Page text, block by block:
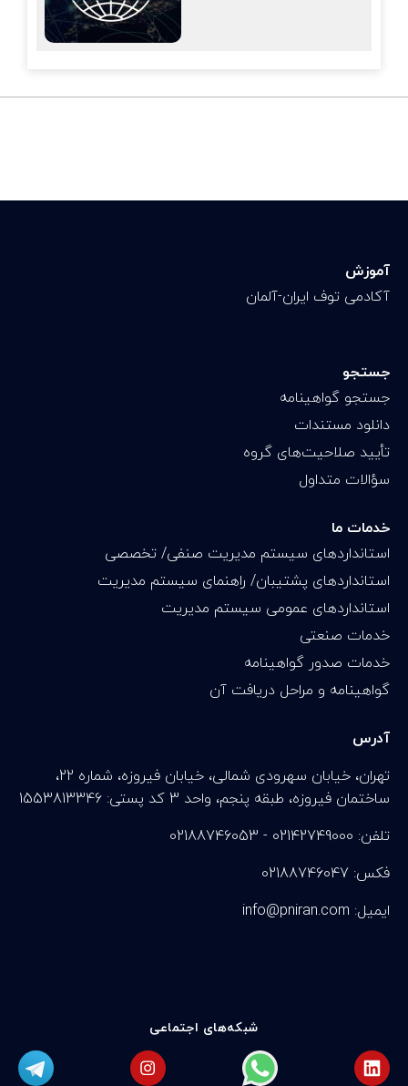
آموزش
آکادمی توف ایران-آلمان
جستجو
جستجو گواهینامه
دانلود مستندات
تأیید صلاحیت‌های گروه
سؤالات متداول
خدمات ما
استانداردهای سیستم مدیریت صنفی/ تخصصی
استانداردهای پشتیبان/ راهنمای سیستم مدیریت
استانداردهای عمومی سیستم مدیریت
خدمات صنعتی
خدمات صدور گواهینامه
گواهینامه و مراحل دریافت آن
آدرس
تهران، خیابان سهرودی شمالی، خیابان فیروزه، شماره 22،
ساختمان فیروزه، طبقه پنجم، واحد 3 کد پستی: 1553813346
تلفن: 02142749000 - 02188746053
فکس: 02188746047
info@pniran.com :ایمیل
شبکه‌های اجتماعی